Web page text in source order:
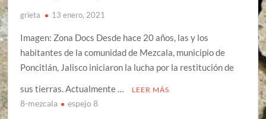
grieta 13 enero, 2021
Imagen: Zona Docs Desde hace 20 años, las y los
habitantes de la comunidad de Mezcala, municipio de
Poncitlán, Jalisco iniciaron la lucha por la restitución de
sus tierras. Actualmente …
LEER MÁS
8-mezcala espejo 8